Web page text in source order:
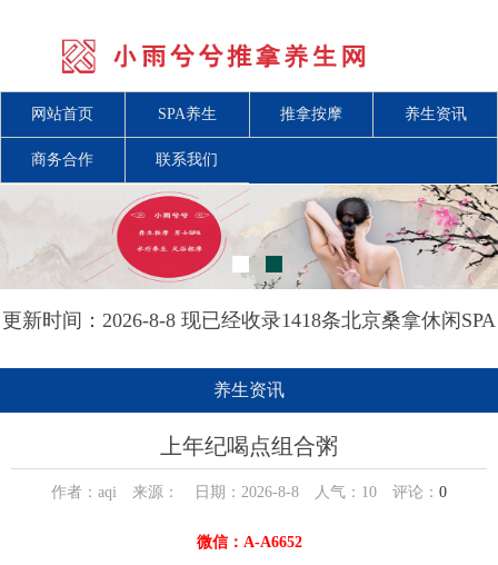
网站首页 SPA养生 推拿按摩 养生资讯
商务合作 联系我们
更新时间：2026-8-8 现已经收录1418条北京桑拿休闲SPA
养生资讯
上年纪喝点组合粥
作者：aqi 来源： 日期：2026-8-8 人气： 10 评论： 0
微信：A-A6652